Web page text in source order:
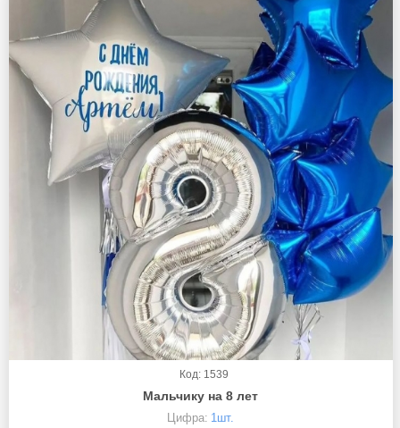
Код: 1539
Мальчику на 8 лет
Цифра: 1шт.